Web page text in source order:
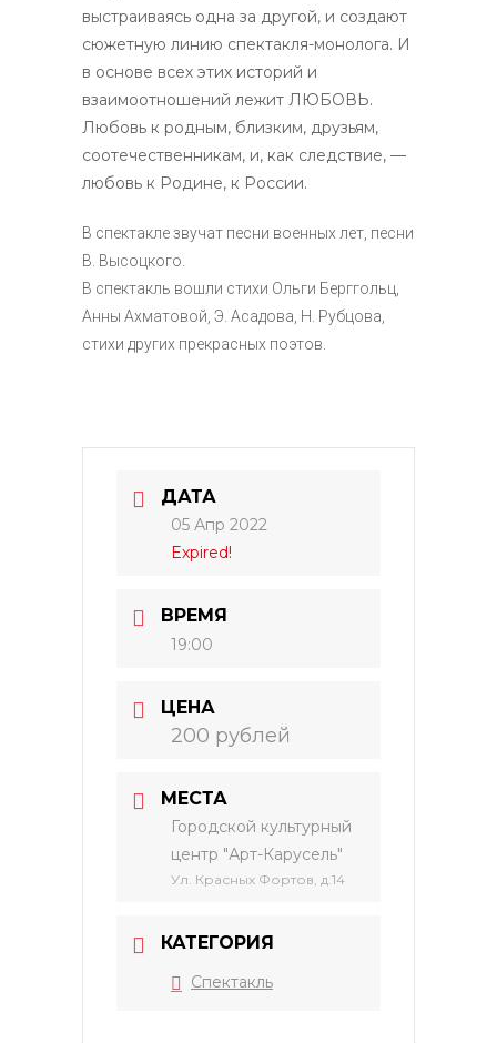
выстраиваясь одна за другой, и создают
сюжетную линию спектакля-монолога. И
в основе всех этих историй и
взаимоотношений лежит ЛЮБОВЬ.
Любовь к родным, близким, друзьям,
соотечественникам, и, как следствие, —
любовь к Родине, к России.
В спектакле звучат песни военных лет, песни
В. Высоцкого.
В спектакль вошли стихи Ольги Берггольц,
Анны Ахматовой, Э. Асадова, Н. Рубцова,
стихи других прекрасных поэтов.
ДАТА
05 Апр 2022
Expired!
ВРЕМЯ
19:00
ЦЕНА
200 рублей
МЕСТА
Городской культурный
центр "Арт-Карусель"
Ул. Красных Фортов, д.14
КАТЕГОРИЯ
Спектакль